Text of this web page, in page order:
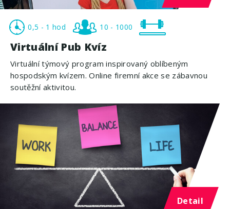
0,5 - 1 hod 10 - 1000
Virtuální Pub Kvíz
Virtuální týmový program inspirovaný oblíbeným
hospodským kvízem. Online firemní akce se zábavnou
soutěžní aktivitou.
Detail